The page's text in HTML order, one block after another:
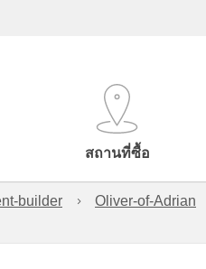
สถานที่ซื้อ
builder
Oliver-of-Adrian